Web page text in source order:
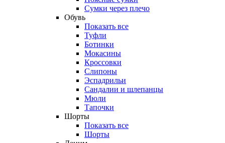
Сумки через плечо
Обувь
Показать все
Туфли
Ботинки
Мокасины
Кроссовки
Слипоны
Эспадрильи
Сандалии и шлепанцы
Мюли
Тапочки
Шорты
Показать все
Шорты